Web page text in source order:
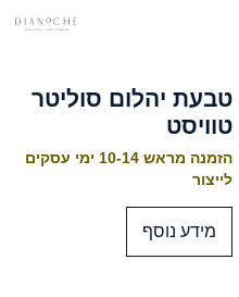
טבעת יהלום סוליטר
טוויסט
הזמנה מראש 10-14 ימי עסקים
לייצור
מידע נוסף